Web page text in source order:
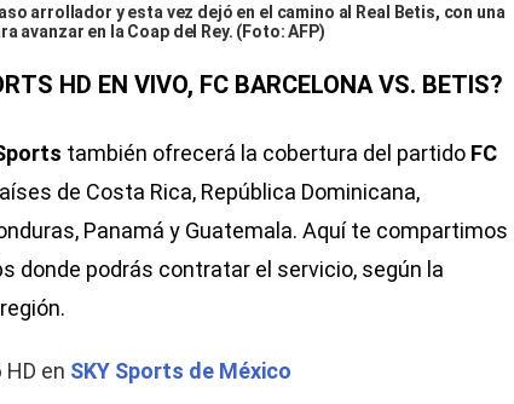
arrollador y esta vez dejó en el camino al Real Betis, con una
avanzar en la Coap del Rey. (Foto: AFP)
HD EN VIVO, FC BARCELONA VS. BETIS?
también ofrecerá la cobertura del partido FC
de Costa Rica, República Dominicana,
Panamá y Guatemala. Aquí te compartimos
donde podrás contratar el servicio, según la
HD en SKY Sports de México